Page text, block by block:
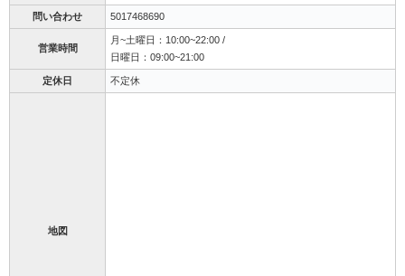
問い合わせ 5017468690
営業時間
月~土曜日：10:00~22:00 /
日曜日：09:00~21:00
定休日 不定休
地図